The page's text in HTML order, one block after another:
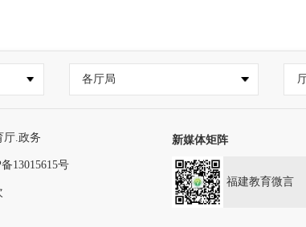
各厅局
厅.政务
13015615号
新媒体矩阵
福建教育微言